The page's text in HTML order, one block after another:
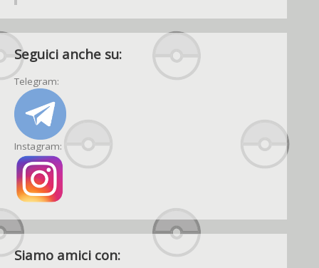
Seguici anche su:
Telegram:
Instagram:
Siamo amici con: